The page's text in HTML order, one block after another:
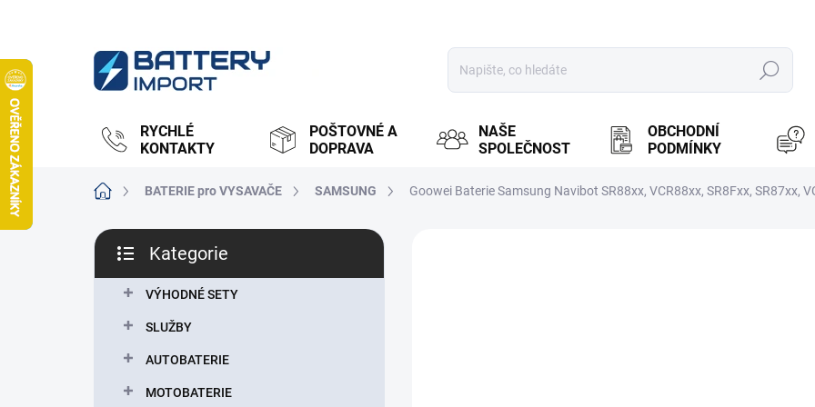
Hledat
RYCHLÉ
KONTAKTY
POŠTOVNÉ A
DOPRAVA
NAŠE
SPOLEČNOST
OBCHODNÍ
PODMÍNKY
Domů BATERIE pro VYSAVAČE SAMSUNG Goowei Baterie Samsung Navibot SR88xx, VCR88xx, SR8Fxx, SR87xx,
P
s
kategorie
Kategorie
VÝHODNÉ SETY
SLUŽBY
AUTOBATERIE
MOTOBATERIE